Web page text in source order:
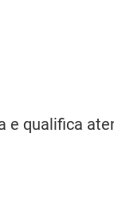
e qualifica